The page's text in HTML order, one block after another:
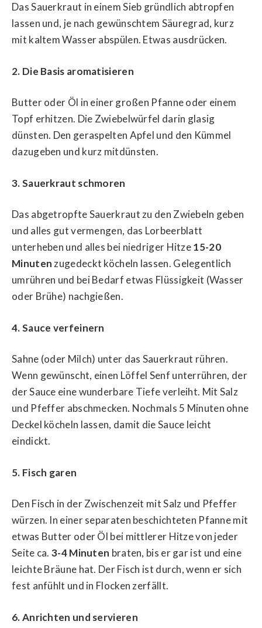
Das Sauerkraut in einem Sieb gründlich abtropfen
lassen und, je nach gewünschtem Säuregrad, kurz
mit kaltem Wasser abspülen. Etwas ausdrücken.
2. Die Basis aromatisieren
Butter oder Öl in einer großen Pfanne oder einem
Topf erhitzen. Die Zwiebelwürfel darin glasig
dünsten. Den geraspelten Apfel und den Kümmel
dazugeben und kurz mitdünsten.
3. Sauerkraut schmoren
Das abgetropfte Sauerkraut zu den Zwiebeln geben
und alles gut vermengen, das Lorbeerblatt
unterheben und alles bei niedriger Hitze15-20
Minutenzugedeckt köcheln lassen. Gelegentlich
umrühren und bei Bedarf etwas Flüssigkeit (Wasser
oder Brühe) nachgießen.
4. Sauce verfeinern
Sahne (oder Milch) unter das Sauerkraut rühren.
Wenn gewünscht, einen Löffel Senf unterrühren, der
der Sauce eine wunderbare Tiefe verleiht. Mit Salz
und Pfeffer abschmecken. Nochmals 5 Minuten ohne
Deckel köcheln lassen, damit die Sauce leicht
eindickt.
5. Fisch garen
Den Fisch in der Zwischenzeit mit Salz und Pfeffer
würzen. In einer separaten beschichteten Pfanne mit
etwas Butter oder Öl bei mittlerer Hitze von jeder
Seite ca. 3-4 Minuten braten, bis er gar ist und eine
leichte Bräune hat. Der Fisch ist durch, wenn er sich
fest anfühlt und in Flocken zerfällt.
6. Anrichten und servieren